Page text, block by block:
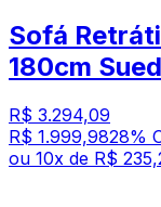
Sofá
180cm
R$ 3.294,09
R$ 1.999,9828%
ou 10x de R$